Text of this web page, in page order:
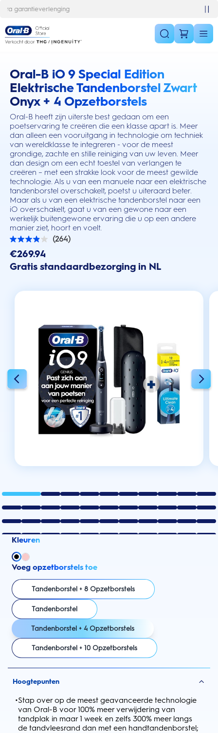
10% korting op je 1e bestelling
Oral-B iO 9 Special Edition
Elektrische Tandenborstel Zwart
Onyx + 4 Opzetborstels
Oral-B heeft zijn uiterste best gedaan om een
poetservaring te creëren die een klasse apart is. Meer
dan alleen een vooruitgang in technologie om techniek
van wereldklasse te integreren - voor de meest
grondige, zachte en stille reiniging van uw leven. Meer
dan design om een echt toestel van verlangen te
creëren – met een strakke look voor de meest gewilde
technologie. Als u van een manuele naar een elektrische
tandenborstel overschakelt, poetst u uiteraard beter.
Maar als u van een elektrische tandenborstel naar een
iO overschakelt, gaat u van een gewone naar een
werkelijk buitengewone ervaring die u op een andere
manier ziet, hoort en voelt.
this action will scroll you to the reviews section
(264)
3.9
van
de
5
sterren.
€269.94
Gratis standaardbezorging in NL
Kleuren
Voeg opzetborstels toe
Tandenborstel + 8 Opzetborstels
Tandenborstel
Tandenborstel + 4 Opzetborstels
Tandenborstel + 10 Opzetborstels
Hoogtepunten
•Stap over op de meest geavanceerde technologie
van Oral-B voor 100% meer verwijdering van
tandplak in maar 1 week en zelfs 300% meer langs
de tandvleesrand dan met een handtandenborstel;